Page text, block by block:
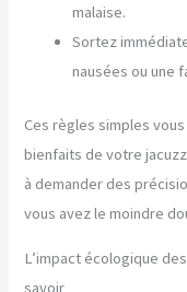
malaise.
Sortez
nausées ou une
Ces règles simples
bienfaits de votre
à demander des
vous avez le moindre
L’impact écologique
savoir